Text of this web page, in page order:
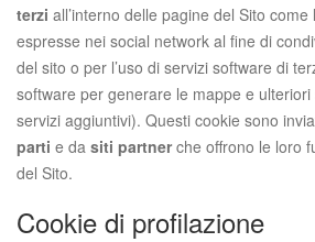
terzi all’interno delle pagine del Sito
espresse nei social network al fine di
del sito o per l’uso di servizi software di
software per generare le mappe e
servizi aggiuntivi). Questi cookie sono
parti e da siti partnerche offrono le loro
del Sito.
Cookie di profilazione